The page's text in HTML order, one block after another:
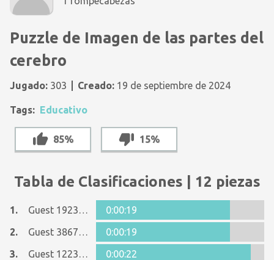
Puzzle de Imagen de las partes del
cerebro
Jugado: 303 Creado: 19 de septiembre de 2024
Tags: Educativo
85% 15%
Tabla de Clasificaciones | 12 piezas
1. Guest 19231794
0:00:19
2.
Guest 38675078
0:00:19
3.
Guest 12237642
0:00:22